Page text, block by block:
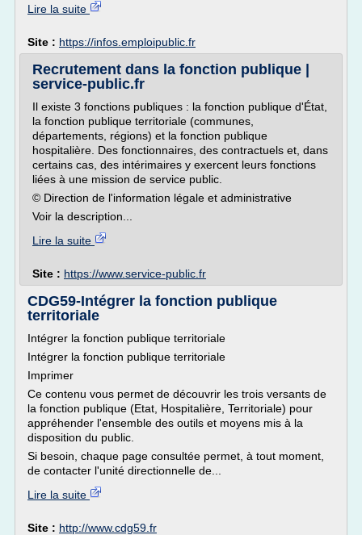
Lire la suite
Site : https://infos.emploipublic.fr
Recrutement dans la fonction publique |
service-public.fr
Il existe 3 fonctions publiques : la fonction publique d'État,
la fonction publique territoriale (communes,
départements, régions) et la fonction publique
hospitalière. Des fonctionnaires, des contractuels et, dans
certains cas, des intérimaires y exercent leurs fonctions
liées à une mission de service public.
© Direction de l'information légale et administrative
Voir la description...
Lire la suite
Site : https://www.service-public.fr
CDG59-Intégrer la fonction publique
territoriale
Intégrer la fonction publique territoriale
Intégrer la fonction publique territoriale
Imprimer
Ce contenu vous permet de découvrir les trois versants de
la fonction publique (Etat, Hospitalière, Territoriale) pour
appréhender l'ensemble des outils et moyens mis à la
disposition du public.
Si besoin, chaque page consultée permet, à tout moment,
de contacter l'unité directionnelle de...
Lire la suite
Site : http://www.cdg59.fr